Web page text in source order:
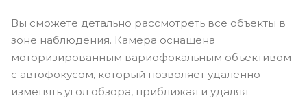
Вы сможете детально рассмотреть все объекты в
зоне наблюдения. Камера оснащена
моторизированным вариофокальным объективом
с автофокусом, который позволяет удаленно
изменять угол обзора, приближая и удаляя